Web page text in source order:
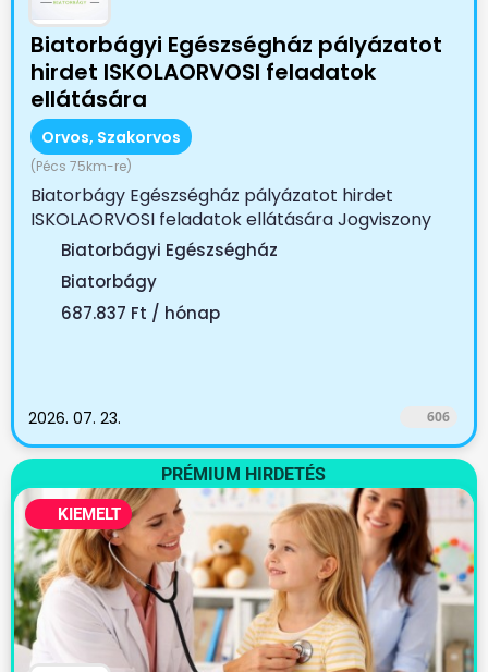
Biatorbágyi Egészségház pályázatot
hirdet ISKOLAORVOSI feladatok
ellátására
Orvos, Szakorvos
(Pécs 75km-re)
Biatorbágy Egészségház pályázatot hirdet
ISKOLAORVOSI feladatok ellátására Jogviszony
tartama:...
Biatorbágyi Egészségház
Biatorbágy
687.837 Ft / hónap
2026. 07. 23. 606
PRÉMIUM HIRDETÉS
KIEMELT